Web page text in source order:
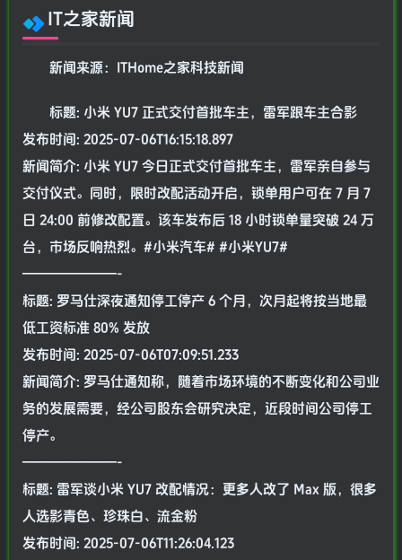
IT之家新闻
新闻来源：ITHome之家科技新闻
标题: 小米 YU7 正式交付首批车主，雷军跟车主合影
发布时间: 2025-07-06T16:15:18.897
新闻简介: 小米 YU7 今日正式交付首批车主，雷军亲自参与
交付仪式。同时，限时改配活动开启，锁单用户可在 7 月 7
日 24:00 前修改配置。该车发布后 18 小时锁单量突破 24 万
台，市场反响热烈。#小米汽车# #小米YU7#
———————-
标题: 罗马仕深夜通知停工停产 6 个月，次月起将按当地最
低工资标准 80% 发放
发布时间: 2025-07-06T07:09:51.233
新闻简介: 罗马仕通知称，随着市场环境的不断变化和公司业
务的发展需要，经公司股东会研究决定，近段时间公司停工
停产。
———————-
标题: 雷军谈小米 YU7 改配情况：更多人改了 Max 版，很多
人选影青色、珍珠白、流金粉
发布时间: 2025-07-06T11:26:04.123